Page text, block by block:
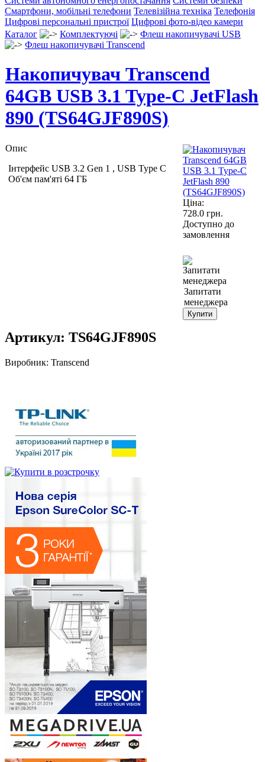
Смартфони, мобільні телефони Телевізійна техніка Телефонія
Цифрові персональні пристрої Цифрові фото-відео камери
Каталог
Комплектуючі
Флеш накопичувачі USB
Флеш накопичувачі Transcend
Накопичувач Transcend
64GB USB 3.1 Type-C JetFlash
890 (TS64GJF890S)
Опис
Інтерфейс USB 3.2 Gen 1 , USB Type C
Об'єм пам'яті 64 ГБ
Ціна:
728.0 грн.
Доступно до
замовлення
Запитати
менеджера
Купити
Артикул: TS64GJF890S
Виробник: Transcend